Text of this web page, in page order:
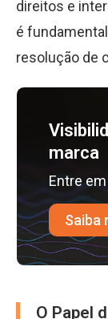
direitos e
é
resolução de
marca
Entre
Saiba
O Papel